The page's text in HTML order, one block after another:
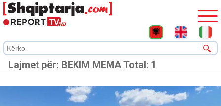
Lajmet për: BEKIM MEMATotal: 1